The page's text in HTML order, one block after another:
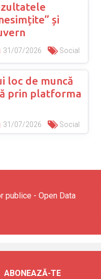
și
31/07/2026 Social
loc de muncă
prin platforma
31/07/2026 Social
publice - Open Data
ABONEAZĂ-TE